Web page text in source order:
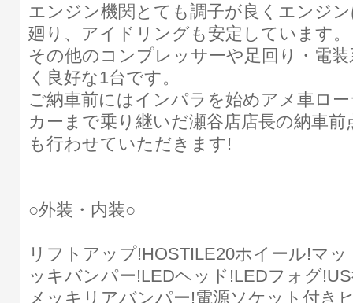
エンジン機関とても調子が良くエンジ
廻り、アイドリングも安定しています。
その他のコンプレッサーや足回り・電
く良好な1台です。
ご納車前にはインパラを始めアメ車ロ
カーまで乗り継いだ瀬谷店店長の納車
も行わせていただきます!
○外装・内装○
リフトアップ!HOSTILE20ホイール!マ
ッキバンパー!LEDヘッド!LEDフォグ
メッキリアバンパー!電源ソケット付き